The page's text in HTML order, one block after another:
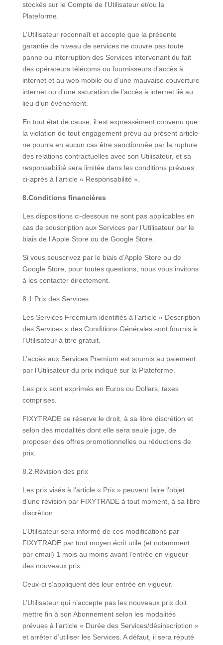
stockés sur le Compte de l’Utilisateur et/ou la
Plateforme.
L’Utilisateur reconnaît et accepte que la présente
garantie de niveau de services ne couvre pas toute
panne ou interruption des Services intervenant du fait
des opérateurs télécoms ou fournisseurs d’accès à
internet et au web mobile ou d’une mauvaise couverture
internet ou d’une saturation de l’accès à internet lié au
lieu d’un événement.
En tout état de cause, il est expressément convenu que
la violation de tout engagement prévu au présent article
ne pourra en aucun cas être sanctionnée par la rupture
des relations contractuelles avec son Utilisateur, et sa
responsabilité sera limitée dans les conditions prévues
ci-après à l’article « Responsabilité ».
8.Conditions financières
Les dispositions ci-dessous ne sont pas applicables en
cas de souscription aux Services par l’Utilisateur par le
biais de l’Apple Store ou de Google Store.
Si vous souscrivez par le biais d’Apple Store ou de
Google Store, pour toutes questions, nous vous invitons
à les contacter directement.
8.1.Prix des Services
Les Services Freemium identifiés à l’article « Description
des Services » des Conditions Générales sont fournis à
l’Utilisateur à titre gratuit.
L’accès aux Services Premium est soumis au paiement
par l’Utilisateur du prix indiqué sur la Plateforme.
Les prix sont exprimés en Euros ou Dollars, taxes
comprises.
FIXYTRADE se réserve le droit, à sa libre discrétion et
selon des modalités dont elle sera seule juge, de
proposer des offres promotionnelles ou réductions de
prix.
8.2.Révision des prix
Les prix visés à l’article « Prix » peuvent faire l’objet
d’une révision par FIXYTRADE à tout moment, à sa libre
discrétion.
L’Utilisateur sera informé de ces modifications par
FIXYTRADE par tout moyen écrit utile (et notamment
par email) 1 mois au moins avant l’entrée en vigueur
des nouveaux prix.
Ceux-ci s’appliquent dès leur entrée en vigueur.
L’Utilisateur qui n’accepte pas les nouveaux prix doit
mettre fin à son Abonnement selon les modalités
prévues à l’article « Durée des Services/désinscription »
et arrêter d’utiliser les Services. A défaut, il sera réputé